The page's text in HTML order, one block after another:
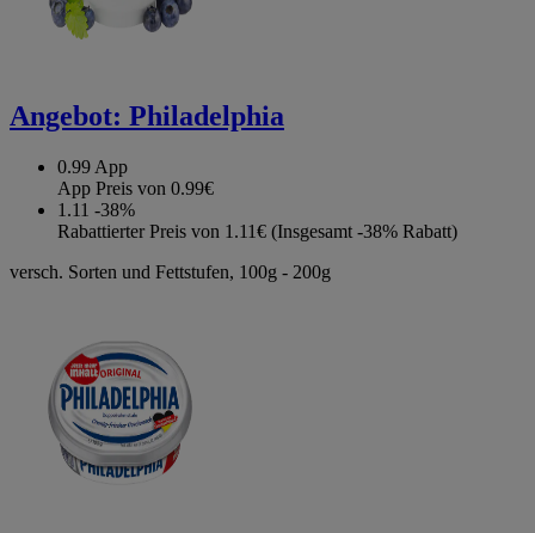
Angebot: Philadelphia
0.99 App
App Preis von 0.99€
1.11 -38%
Rabattierter Preis von 1.11€ (Insgesamt -38% Rabatt)
versch. Sorten und Fettstufen, 100g - 200g